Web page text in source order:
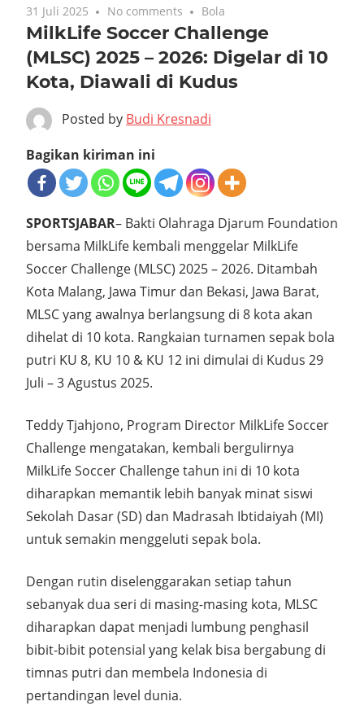
31 Juli 2025 No comments Bola
MilkLife Soccer Challenge
(MLSC) 2025 – 2026: Digelar di 10
Kota, Diawali di Kudus
Posted by Budi Kresnadi
Bagikan kiriman ini
SPORTSJABAR– Bakti Olahraga Djarum Foundation
bersama MilkLife kembali menggelar MilkLife
Soccer Challenge (MLSC) 2025 – 2026. Ditambah
Kota Malang, Jawa Timur dan Bekasi, Jawa Barat,
MLSC yang awalnya berlangsung di 8 kota akan
dihelat di 10 kota. Rangkaian turnamen sepak bola
putri KU 8, KU 10 & KU 12 ini dimulai di Kudus 29
Juli – 3 Agustus 2025.
Teddy Tjahjono, Program Director MilkLife Soccer
Challenge mengatakan, kembali bergulirnya
MilkLife Soccer Challenge tahun ini di 10 kota
diharapkan memantik lebih banyak minat siswi
Sekolah Dasar (SD) dan Madrasah Ibtidaiyah (MI)
untuk semakin menggeluti sepak bola.
Dengan rutin diselenggarakan setiap tahun
sebanyak dua seri di masing-masing kota, MLSC
diharapkan dapat menjadi lumbung penghasil
bibit-bibit potensial yang kelak bisa bergabung di
timnas putri dan membela Indonesia di
pertandingan level dunia.